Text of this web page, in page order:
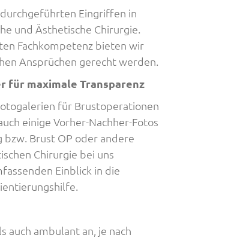
Eingriffen in
und Ästhetische Chirurgie.
Fachkompetenz bieten wir
Ansprüchen gerecht werden.
für maximale Transparenz
für Brustoperationen
einige Vorher-Nachher-Fotos
Brust OP oder andere
Chirurgie bei uns
Einblick in die
ambulant an, je nach